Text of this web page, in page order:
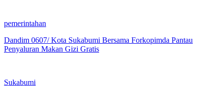
pemerintahan
Dandim 0607/ Kota Sukabumi Bersama Forkopimda Pantau
Penyaluran Makan Gizi Gratis
Sukabumi